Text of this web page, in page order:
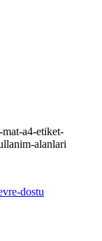
a4-etiket-
alanlari
dostu